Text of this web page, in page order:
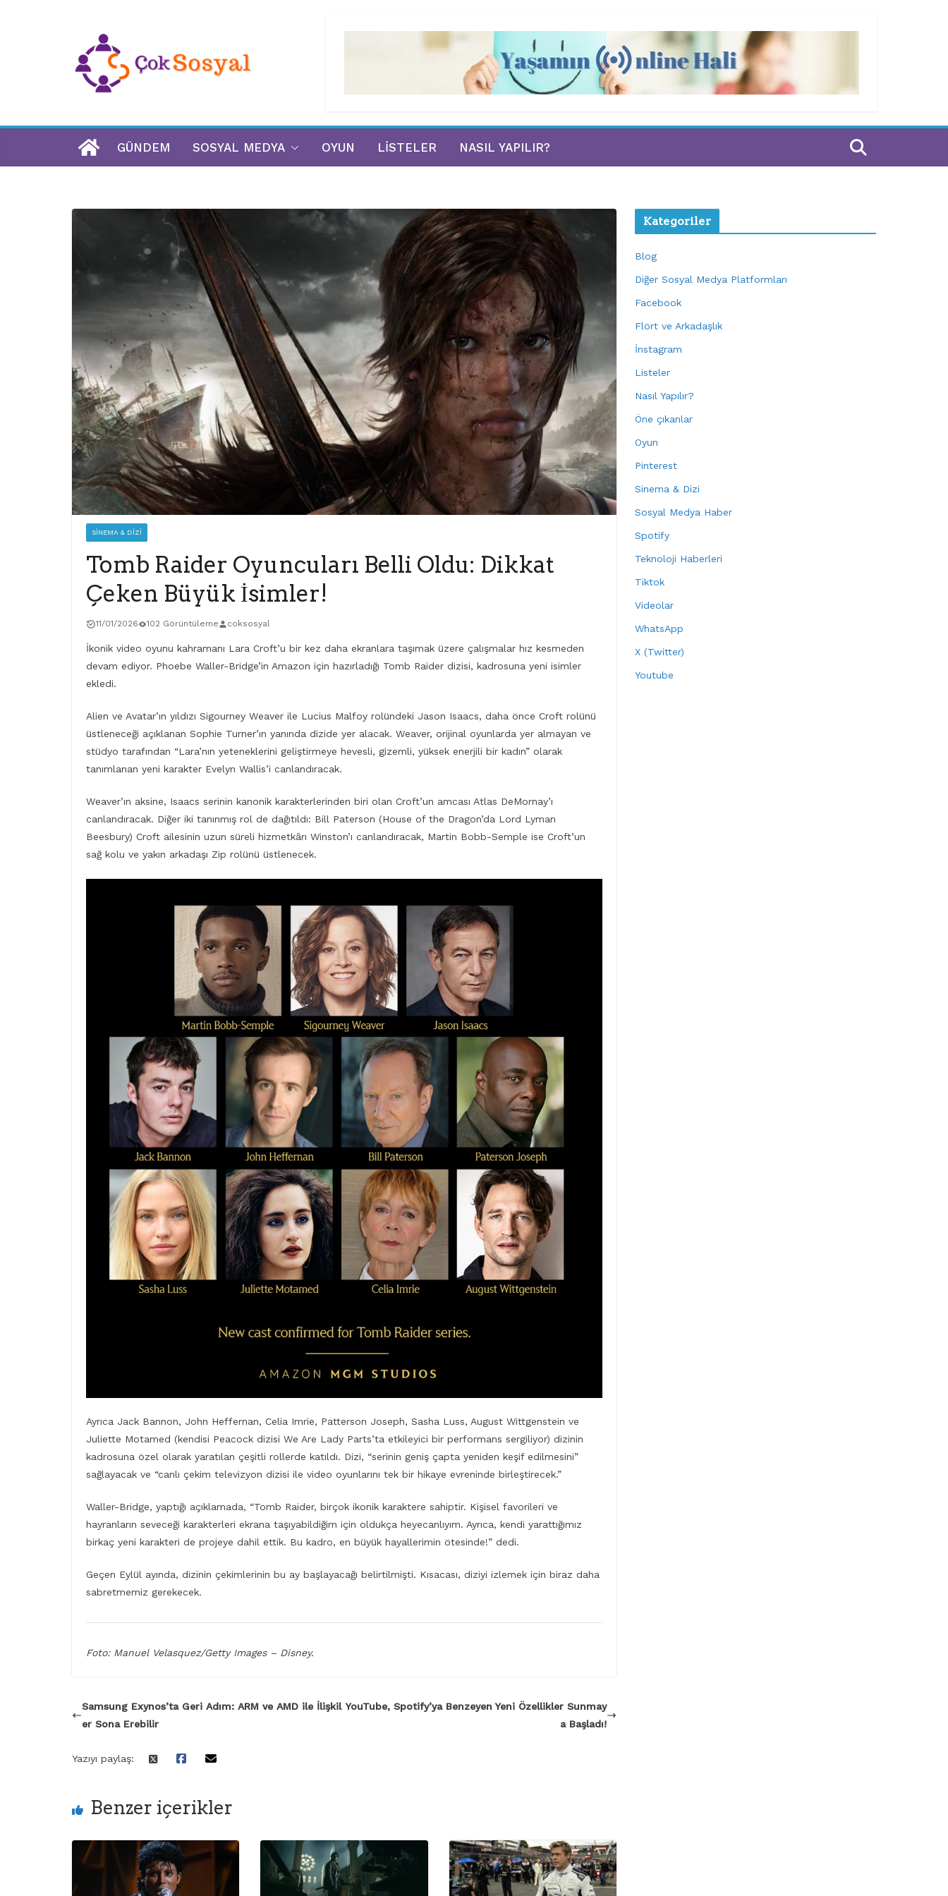
GÜNDEM SOSYAL MEDYA OYUN LISTELER NASIL YAPILIR?
SINEMA & DIZI
Tomb Raider Oyuncuları Belli Oldu: Dikkat
Çeken Büyük İsimler!
11/01/2026 102 Görüntüleme coksosyal
İkonik video oyunu kahramanı Lara Croft’u bir kez daha ekranlara taşımak üzere çalışmalar hız kesmeden
devam ediyor. Phoebe Waller-Bridge’in Amazon için hazırladığı Tomb Raider dizisi, kadrosuna yeni isimler
ekledi.
Alien ve Avatar’ın yıldızı Sigourney Weaver ile Lucius Malfoy rolündeki Jason Isaacs, daha önce Croft rolünü
üstleneceği açıklanan Sophie Turner’ın yanında dizide yer alacak. Weaver, orijinal oyunlarda yer almayan ve
stüdyo tarafından “Lara’nın yeteneklerini geliştirmeye hevesli, gizemli, yüksek enerjili bir kadın” olarak
tanımlanan yeni karakter Evelyn Wallis’i canlandıracak.
Weaver’ın aksine, Isaacs serinin kanonik karakterlerinden biri olan Croft’un amcası Atlas DeMornay’ı
canlandıracak. Diğer iki tanınmış rol de dağıtıldı: Bill Paterson (House of the Dragon’da Lord Lyman
Beesbury) Croft ailesinin uzun süreli hizmetkârı Winston’ı canlandıracak, Martin Bobb-Semple ise Croft’un
sağ kolu ve yakın arkadaşı Zip rolünü üstlenecek.
Ayrıca Jack Bannon, John Heffernan, Celia Imrie, Patterson Joseph, Sasha Luss, August Wittgenstein ve
Juliette Motamed (kendisi Peacock dizisi We Are Lady Parts’ta etkileyici bir performans sergiliyor) dizinin
kadrosuna özel olarak yaratılan çeşitli rollerde katıldı. Dizi, “serinin geniş çapta yeniden keşif edilmesini”
sağlayacak ve “canlı çekim televizyon dizisi ile video oyunlarını tek bir hikaye evreninde birleştirecek.”
Waller-Bridge, yaptığı açıklamada, “Tomb Raider, birçok ikonik karaktere sahiptir. Kişisel favorileri ve
hayranların seveceği karakterleri ekrana taşıyabildiğim için oldukça heyecanlıyım. Ayrıca, kendi yarattığımız
birkaç yeni karakteri de projeye dahil ettik. Bu kadro, en büyük hayallerimin ötesinde!” dedi.
Geçen Eylül ayında, dizinin çekimlerinin bu ay başlayacağı belirtilmişti. Kısacası, diziyi izlemek için biraz daha
sabretmemiz gerekecek.
Foto: Manuel Velasquez/Getty Images – Disney.
Samsung Exynos’ta Geri Adım: ARM ve AMD ile İlişkil
er Sona Erebilir
YouTube, Spotify’ya Benzeyen Yeni Özellikler Sunmay
a Başladı!
Yazıyı paylaş:
Benzer içerikler
Kategoriler
Blog
Diğer Sosyal Medya Platformları
Facebook
Flört ve Arkadaşlık
İnstagram
Listeler
Nasıl Yapılır?
Öne çıkanlar
Oyun
Pinterest
Sinema & Dizi
Sosyal Medya Haber
Spotify
Teknoloji Haberleri
Tiktok
Videolar
WhatsApp
X (Twitter)
Youtube